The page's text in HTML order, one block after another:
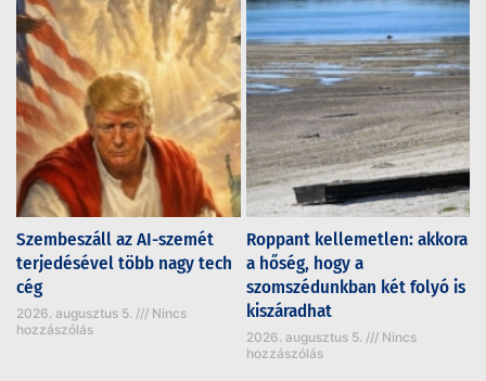
Szembeszáll az AI-szemét
terjedésével több nagy tech
cég
2026. augusztus 5.
Nincs
hozzászólás
Roppant kellemetlen: akkora
a hőség, hogy a
szomszédunkban két folyó is
kiszáradhat
2026. augusztus 5.
Nincs
hozzászólás